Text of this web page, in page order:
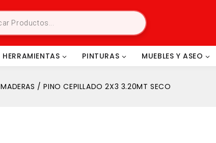
HERRAMIENTAS PINTURAS MUEBLES Y ASEO
MADERAS / PINO CEPILLADO 2X3 3.20MT SECO